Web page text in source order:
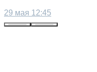
29 мая 12:45